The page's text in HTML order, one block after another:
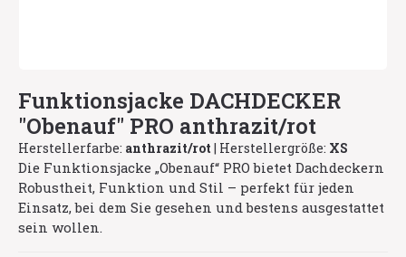
Funktionsjacke DACHDECKER
"Obenauf" PRO anthrazit/rot
Herstellerfarbe: anthrazit/rot | Herstellergröße: XS
Die Funktionsjacke „Obenauf“ PRO bietet Dachdeckern
Robustheit, Funktion und Stil – perfekt für jeden
Einsatz, bei dem Sie gesehen und bestens ausgestattet
sein wollen.